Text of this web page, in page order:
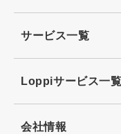
サービス一覧
Loppiサービス一覧
会社情報